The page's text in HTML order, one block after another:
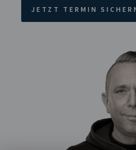
JETZT TERMIN